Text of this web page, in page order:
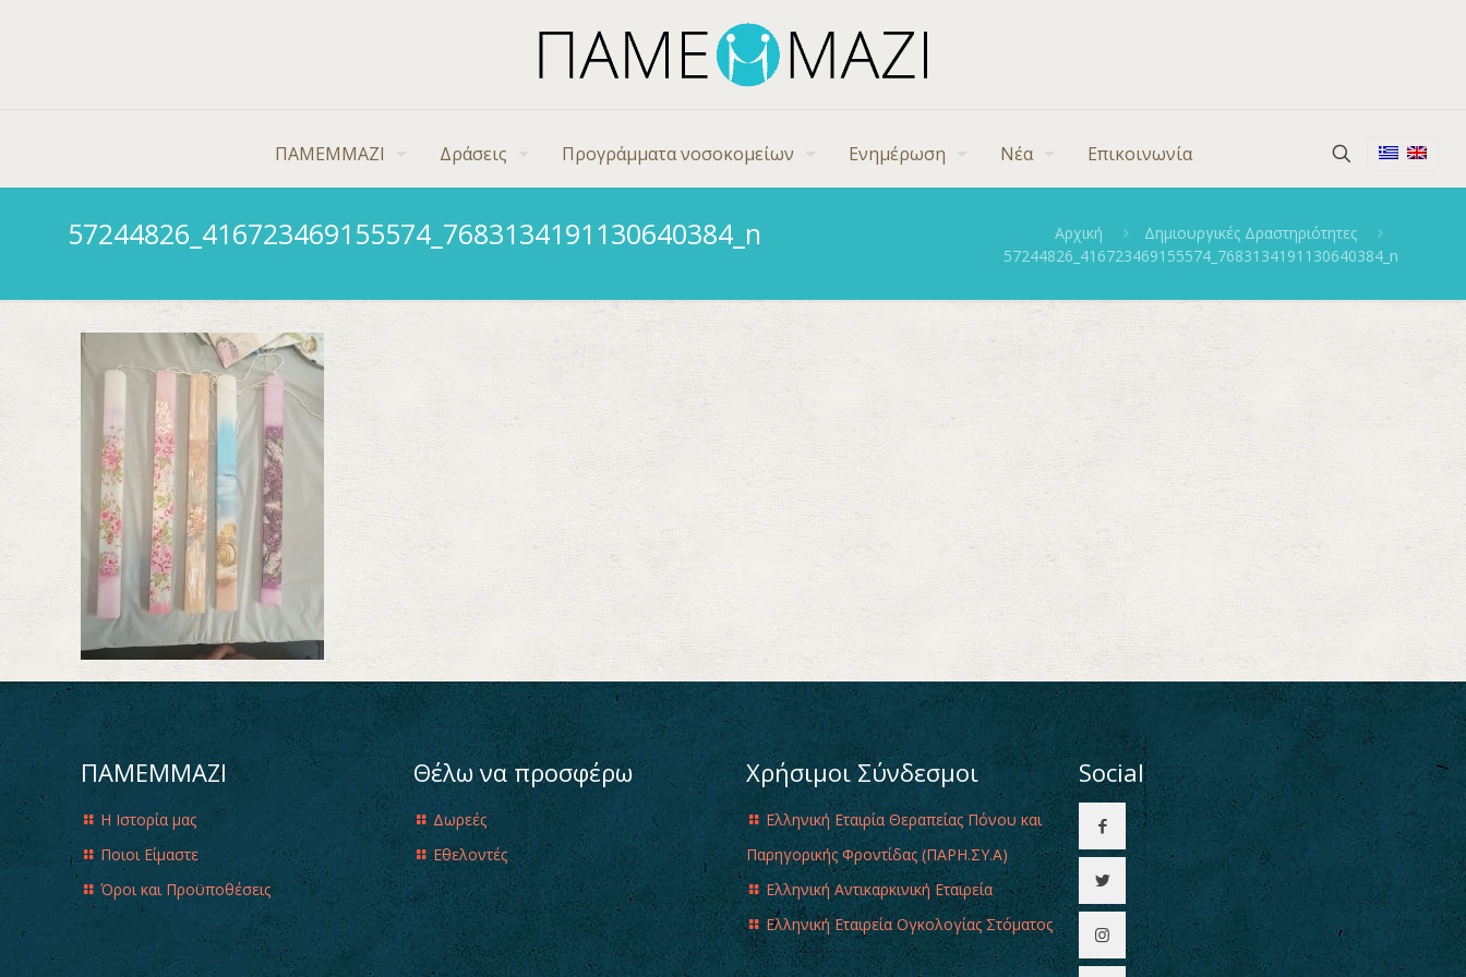
ΠΑΜΕΜΜΑΖΙ Δράσεις Προγράμματα νοσοκομείων Ενημέρωση Νέα Επικοινωνία
57244826_416723469155574_7683134191130640384_n Αρχική
Δημιουργικές Δραστηριότητες
57244826_416723469155574_7683134191130640384_n
ΠΑΜΕΜΜΑΖΙ
Η Ιστορία μας
Ποιοι Είμαστε
Όροι και Προϋποθέσεις
Θέλω να προσφέρω
Δωρεές
Εθελοντές
Χρήσιμοι Σύνδεσμοι
Ελληνική Εταιρία Θεραπείας Πόνου και
Παρηγορικής Φροντίδας (ΠΑΡΗ.ΣΥ.Α)
Ελληνική Αντικαρκινική Εταιρεία
Ελληνική Εταιρεία Ογκολογίας Στόματος
Social